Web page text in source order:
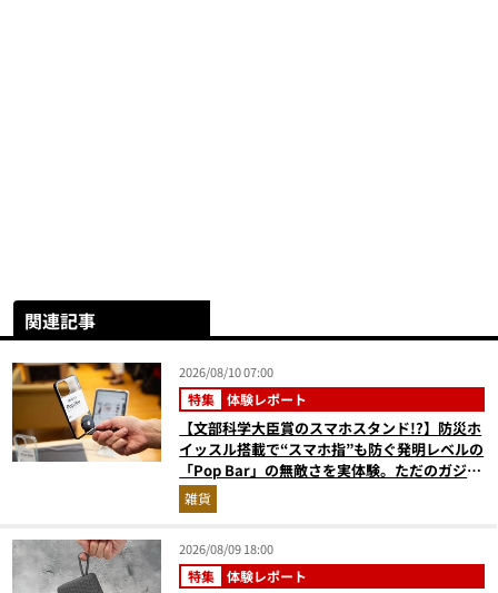
関連記事
2026/08/10 07:00
特集 体験レポート
【文部科学大臣賞のスマホスタンド!?】防災ホ
イッスル搭載で“スマホ指”も防ぐ発明レベルの
「Pop Bar」の無敵さを実体験。ただのガジェ
ットじゃない！
雑貨
2026/08/09 18:00
特集 体験レポート